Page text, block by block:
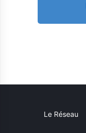
Le Réseau